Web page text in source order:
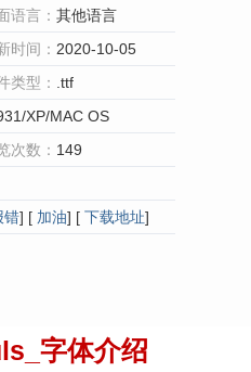
语言： 其他语言
时间： 2020-10-05
类型：
.ttf
XP/MAC OS
次数： 149
错] [ 加油] [ 下载地址]
字体介绍